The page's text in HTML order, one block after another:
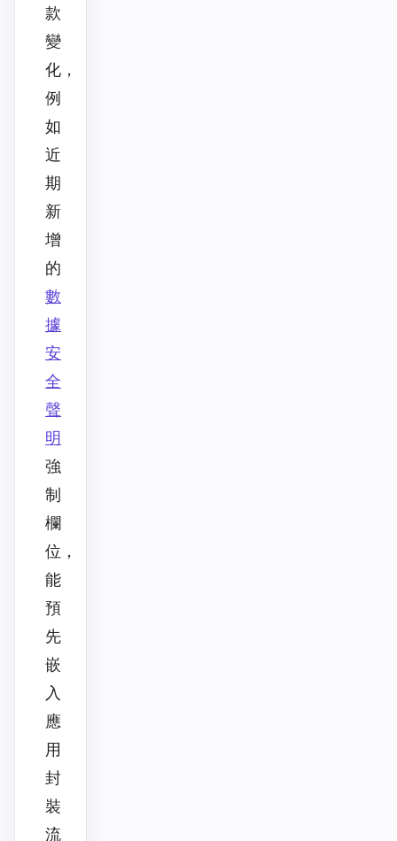
款
變
化，
例
如
近
期
新
增
的
數
據
安
全
聲
明
強
制
欄
位，
能
預
先
嵌
入
應
用
封
裝
流